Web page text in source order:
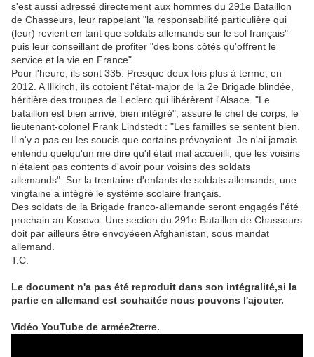
s'est aussi adressé directement aux hommes du 291e Bataillon
de Chasseurs, leur rappelant "la responsabilité particulière qui
(leur) revient en tant que soldats allemands sur le sol français"
puis leur conseillant de profiter "des bons côtés qu'offrent le
service et la vie en France".
Pour l'heure, ils sont 335. Presque deux fois plus à terme, en
2012. A Illkirch, ils cotoient l'état-major de la 2e Brigade blindée,
héritière des troupes de Leclerc qui libérèrent l'Alsace. "Le
bataillon est bien arrivé, bien intégré", assure le chef de corps, le
lieutenant-colonel Frank Lindstedt : "Les familles se sentent bien.
Il n'y a pas eu les soucis que certains prévoyaient. Je n'ai jamais
entendu quelqu'un me dire qu'il était mal accueilli, que les voisins
n'étaient pas contents d'avoir pour voisins des soldats
allemands". Sur la trentaine d'enfants de soldats allemands, une
vingtaine a intégré le système scolaire français.
Des soldats de la Brigade franco-allemande seront engagés l'été
prochain au Kosovo. Une section du 291e Bataillon de Chasseurs
doit par ailleurs être envoyéeen Afghanistan, sous mandat
allemand.
T.C.
Le document n'a pas été reproduit dans son intégralité,si la
partie en allemand est souhaitée nous pouvons l'ajouter.
Vidéo YouTube de armée2terre.